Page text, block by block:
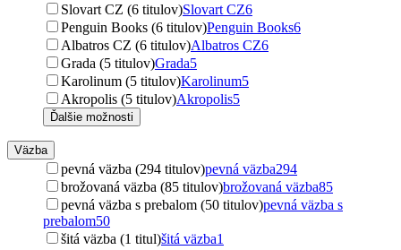
Slovart CZ (6 titulov)Slovart CZ6
Penguin Books (6 titulov)Penguin Books6
Albatros CZ (6 titulov)Albatros CZ6
Grada (5 titulov)Grada5
Karolinum (5 titulov)Karolinum5
Akropolis (5 titulov)Akropolis5
Ďalšie možnosti
Väzba
pevná väzba (294 titulov)pevná väzba294
brožovaná väzba (85 titulov)brožovaná väzba85
pevná väzba s prebalom (50 titulov)pevná väzba s
prebalom50
šitá väzba (1 titul)šitá väzba1